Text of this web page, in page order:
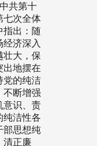
共第十
七次全体
指出：随
济深入
壮大，保
出地摆在
党的纯洁
不断增强
意识、责
纯洁性各
部思想纯
清正廉